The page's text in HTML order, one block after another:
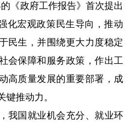
《政府工作报告》首次提出
化宏观政策民生导向，推动
民生，并围绕更大力度稳定
会保障和服务政策，作出工
高质量发展的重要部署，成
键推动力。
国就业机会充分、就业环